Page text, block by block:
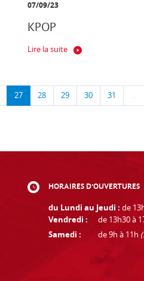
07/09/23
KPOP
Lire la suite
27 28 29 30 31 …
HORAIRES D'OUVERTURES
du Lundi au Jeudi : de
Vendredi :
de 13h30 à
Samedi :
de 9h à 11h